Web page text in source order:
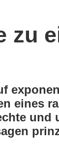
zu
eines
und